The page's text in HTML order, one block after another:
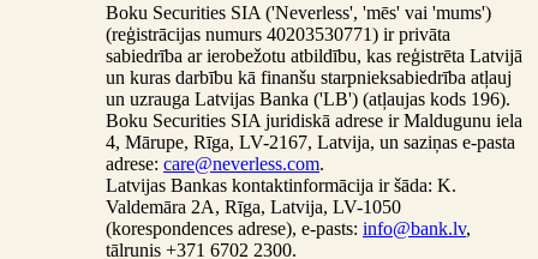
Boku Securities SIA ('Neverless', 'mēs' vai 'mums')
(reģistrācijas numurs 40203530771) ir privāta
sabiedrība ar ierobežotu atbildību, kas reģistrēta Latvijā
un kuras darbību kā finanšu starpnieksabiedrība atļauj
un uzrauga Latvijas Banka ('LB') (atļaujas kods 196).
Boku Securities SIA juridiskā adrese ir Maldugunu iela
4, Mārupe, Rīga, LV-2167, Latvija, un saziņas e-pasta
adrese: care@neverless.com.
Latvijas Bankas kontaktinformācija ir šāda: K.
Valdemāra 2A, Rīga, Latvija, LV-1050
(korespondences adrese), e-pasts: info@bank.lv,
tālrunis +371 6702 2300.